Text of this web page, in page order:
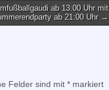
ab 13:00 Uhr mit
ab 21:00 Uhr →
Felder sind mit * markiert